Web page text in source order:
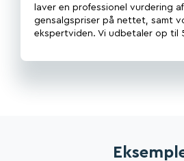
laver en professionel vurdering
gensalgspriser på nettet, samt
ekspertviden. Vi udbetaler op til